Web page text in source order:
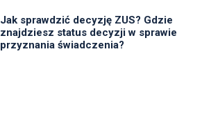
Jak sprawdzić decyzję ZUS? Gdzie
znajdziesz status decyzji w sprawie
przyznania świadczenia?